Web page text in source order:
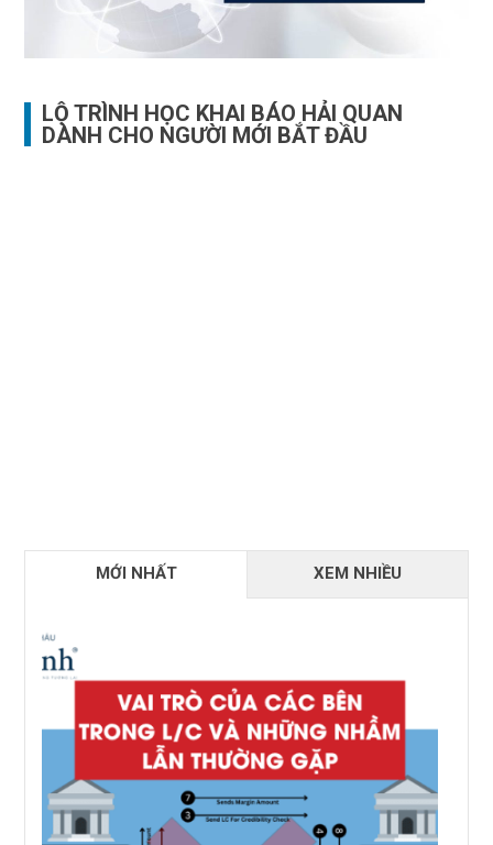
LỘ TRÌNH HỌC KHAI BÁO HẢI QUAN
DÀNH CHO NGƯỜI MỚI BẮT ĐẦU
MỚI NHẤT XEM NHIỀU